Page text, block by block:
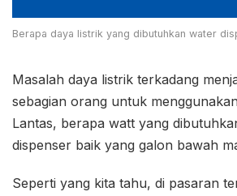
Berapa daya listrik yang dibutuhkan water
Masalah daya listrik terkadang
sebagian orang untuk menggunakan
Lantas, berapa watt yang
dispenser baik yang galon bawah
Seperti yang kita tahu, di pasaran